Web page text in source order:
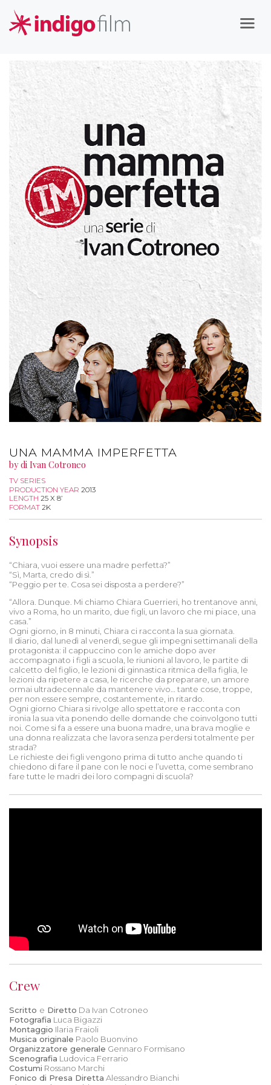
UNA MAMMA IMPERFETTA
by di Ivan Cotroneo
TV SERIES
PRODUCTION YEAR 2013
LENGTH 25 X 8’
FORMAT 2K
Synopsis
“Chiara, vuoi essere una madre perfetta?”
“Sì, Marta, credo di sì.”
“Peggio per te. Cosa sei disposta a perdere?”
“Allora. Dunque. Mi chiamo Chiara Guerrieri, ho trentanove anni,
vivo a Roma, ho un marito, due figli, un lavoro che mi piace, una
casa.”
Ogni giorno, in 8 minuti, Chiara ci racconta la sua giornata.
Il diario, dal lunedì al venerdì, segue gli impegni settimanali della
protagonista: il cappuccino con le amiche dopo aver
accompagnato i figli a scuola, le riunioni al lavoro, le partite di
calcetto del figlio, le lezioni di ginnastica ritmica della figlia, le
lezioni da ripetere a casa, le ricerche da preparare, un amore
ormai ultradecennale da mantenere vivo… tante cose, troppe,
per non essere sempre, costantemente, in ritardo.
Ogni giorno Chiara si rivolge allo spettatore e racconta con
ironia la sua vita ponendo delle domande che coinvolgono tutti
noi. Come si fa a essere una buona madre, una brava moglie e
una donna realizzata che lavora senza perdersi totalmente per
strada?
Le richieste dei figli vengono prima di tutto anche quando ti
chiedono di fare il pane con le noci e l’uvetta, come sembrano
fare tutte le madri dei loro compagni di scuola?
Crew
Scritto e Diretto Da Ivan Cotroneo
Fotografia Luca Bigazzi
Montaggio Ilaria Fraioli
Musica originale Paolo Buonvino
Organizzatore generale Gennaro Formisano
Scenografia Ludovica Ferrario
Costumi Rossano Marchi
Fonico di Presa Diretta Alessandro Bianchi